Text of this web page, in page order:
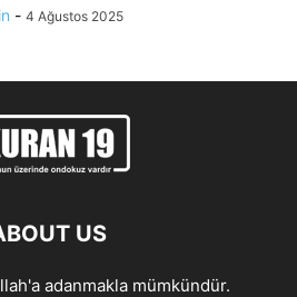
- 4 Ağustos 2025
US
adanmakla mümkündür.